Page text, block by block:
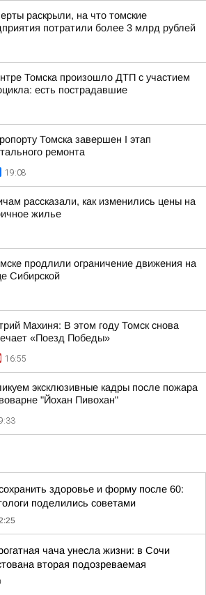
раскрыли, на что томские
потратили более 3 млрд рублей
Томска произошло ДТП с участием
есть пострадавшие
Томска завершен I этап
ремонта
19:08
рассказали, как изменились цены на
жилье
продлили ограничение движения на
Сибирской
Махиня: В этом году Томск снова
«Поезд Победы»
16:55
эксклюзивные кадры после пожара
"Йохан Пивохан"
здоровье и форму после 60:
поделились советами
чача унесла жизни: в Сочи
вторая подозреваемая